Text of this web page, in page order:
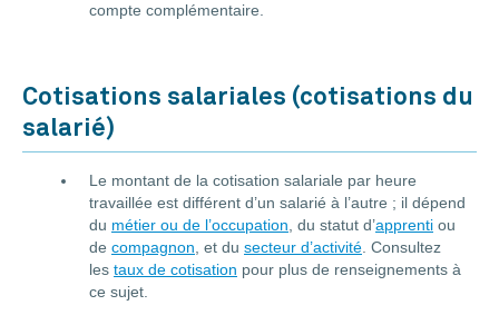
compte complémentaire.
Cotisations salariales (cotisations du
salarié)
Le montant de la cotisation salariale par heure
travaillée est différent d’un salarié à l’autre ; il dépend
du métier ou de l’occupation , du statut d’apprenti ou
de compagnon , et du secteur d’activité . Consultez
les taux de cotisation pour plus de renseignements à
ce sujet.